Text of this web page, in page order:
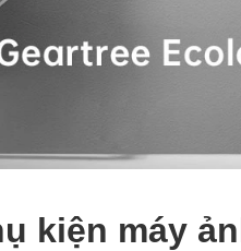
kiện máy